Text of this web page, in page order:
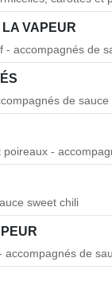
VAPEUR
- accompagnés de
de sauce
-
sweet chili
de